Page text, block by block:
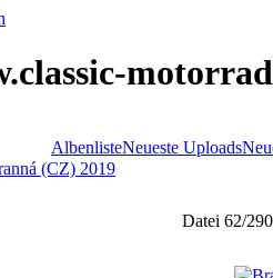
AlbenlisteNeueste Uploads
(CZ) 2019
Datei 62/290